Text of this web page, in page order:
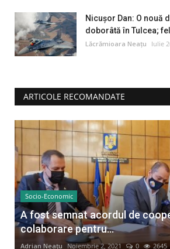
Nicușor Dan: O nouă
doborâtă în Tulcea;
Lăcrămioara Neațu Iulie
ARTICOLE RECOMANDATE
Socio-Economic
A fost semnat acordul de
colaborare pentru...
Adrian Neațu Noiembrie 2, 2021 0 2645